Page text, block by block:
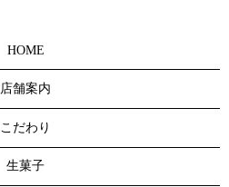
HOME
店舗案内
こだわり
生菓子